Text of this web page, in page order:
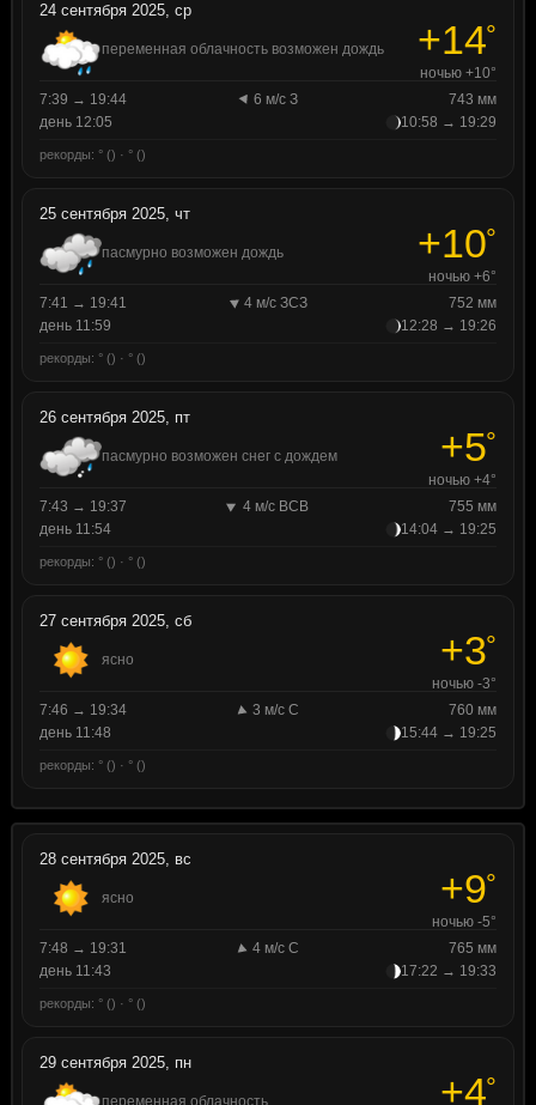
24 сентября 2025, ср
переменная облачность возможен дождь +14°
ночью +10°
7:39 → 19:44
6 м/с З
743 мм
день 12:05
10:58 → 19:29
рекорды: ° () · ° ()
25 сентября 2025, чт
пасмурно возможен дождь +10°
ночью +6°
7:41 → 19:41
4 м/с ЗСЗ
752 мм
день 11:59
12:28 → 19:26
рекорды: ° () · ° ()
26 сентября 2025, пт
пасмурно возможен снег с дождем +5°
ночью +4°
7:43 → 19:37
4 м/с ВСВ
755 мм
день 11:54
14:04 → 19:25
рекорды: ° () · ° ()
27 сентября 2025, сб
ясно +3°
ночью -3°
7:46 → 19:34
3 м/с С
760 мм
день 11:48
15:44 → 19:25
рекорды: ° () · ° ()
28 сентября 2025, вс
ясно +9°
ночью -5°
7:48 → 19:31
4 м/с С
765 мм
день 11:43
17:22 → 19:33
рекорды: ° () · ° ()
29 сентября 2025, пн
+4°